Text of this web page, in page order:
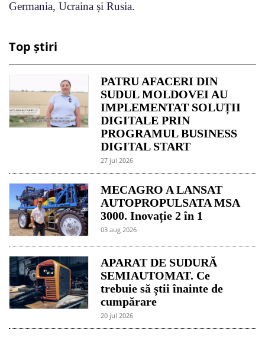
Germania, Ucraina și Rusia.
Top știri
PATRU AFACERI DIN
SUDUL MOLDOVEI AU
IMPLEMENTAT SOLUȚII
DIGITALE PRIN
PROGRAMUL BUSINESS
DIGITAL START
27 jul 2026
MECAGRO A LANSAT
AUTOPROPULSATA MSA
3000. Inovație 2 în 1
03 aug 2026
APARAT DE SUDURĂ
SEMIAUTOMAT. Ce
trebuie să știi înainte de
cumpărare
20 jul 2026